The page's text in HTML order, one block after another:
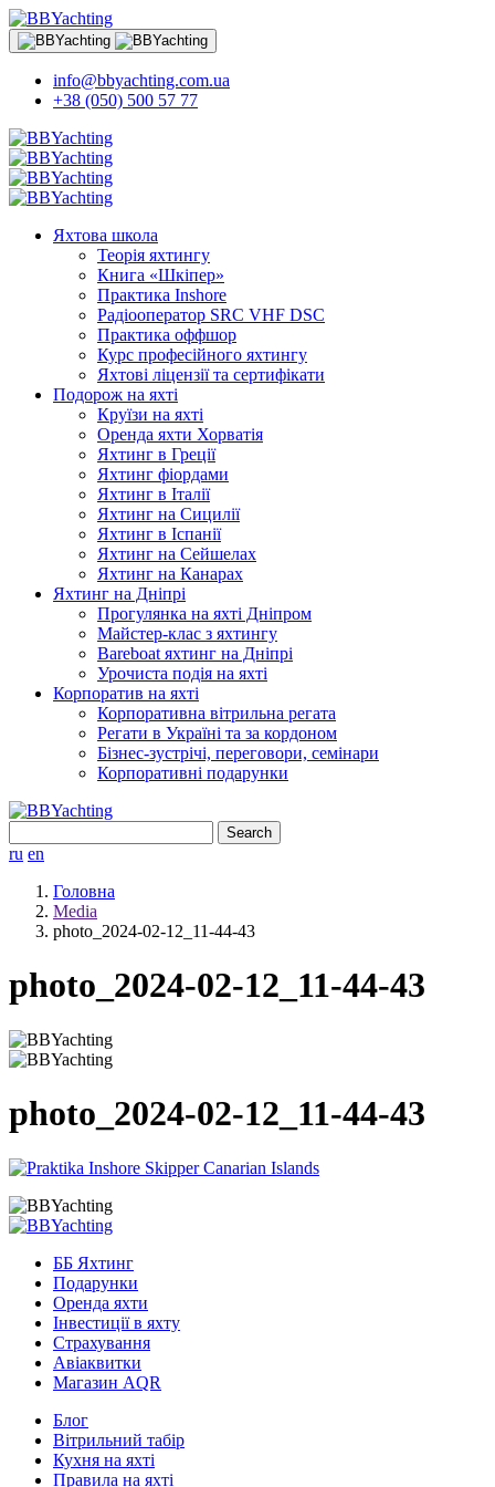
info@bbyachting.com.ua
+38 (050) 500 57 77
Яхтова школа
Теорія яхтингу
Книга «Шкіпер»
Практика Inshore
Радіооператор SRC VHF DSC
Практика оффшор
Курс професійного яхтингу
Яхтові ліцензії та сертифікати
Подорож на яхті
Круїзи на яхті
Оренда яхти Хорватія
Яхтинг в Греції
Яхтинг фіордами
Яхтинг в Італії
Яхтинг на Сицилії
Яхтинг в Іспанії
Яхтинг на Сейшелах
Яхтинг на Канарах
Яхтинг на Дніпрі
Прогулянка на яхті Дніпром
Майстер-клас з яхтингу
Bareboat яхтинг на Дніпрі
Урочиста подія на яхті
Корпоратив на яхті
Корпоративна вітрильна регата
Регати в Україні та за кордоном
Бізнес-зустрічі, переговори, семінари
Корпоративні подарунки
for:
ru en
Головна
Media
photo_2024-02-12_11-44-43
photo_2024-02-12_11-44-43
photo_2024-02-12_11-44-43
ББ Яхтинг
Подарунки
Оренда яхти
Інвестиції в яхту
Страхування
Авіаквитки
Магазин AQR
Блог
Вітрильний табір
Кухня на яхті
Правила на яхті